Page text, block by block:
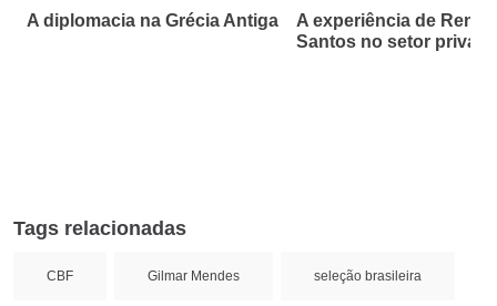
A diplomacia na Grécia Antiga
A experiência de Renan
Santos no setor
Tags relacionadas
CBF Gilmar Mendes seleção brasileira